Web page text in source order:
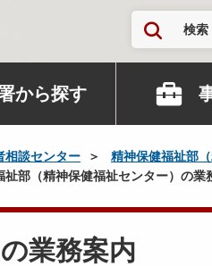
検索
から探す
相談センター
精神保健福祉部
祉部（精神保健福祉センター）の業
業務案内